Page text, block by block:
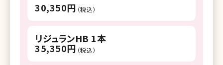
30,350円 （税込）
リジュランHB 1本
35,350円 （税込）